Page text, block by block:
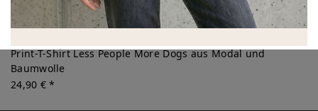
Print-T-Shirt Less People More Dogs aus Modal und
Baumwolle
24,90 € *